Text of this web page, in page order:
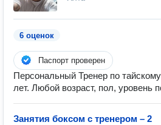
6 оценок
Паспорт проверен
Персональный Тренер по
лет. Любой возраст, пол, уровень
Занятия боксом с тренером – 2